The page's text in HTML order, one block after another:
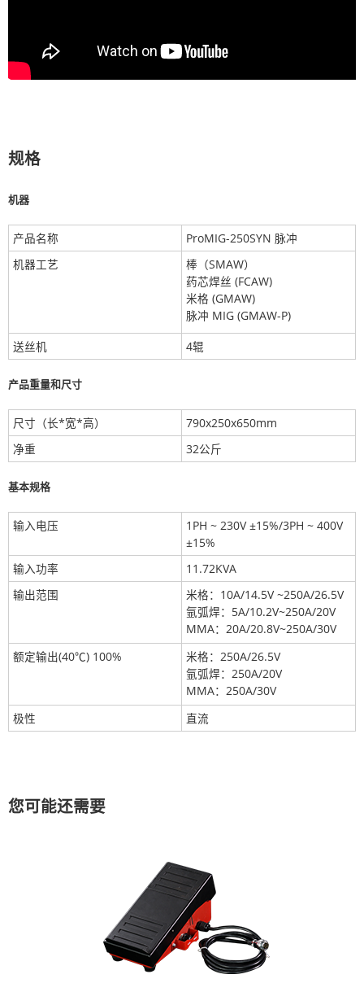
规格
机器
产品名称
ProMIG-250SYN 脉冲
机器工艺
棒（SMAW）
药芯焊丝 (FCAW)
米格 (GMAW)
脉冲 MIG (GMAW-P)
送丝机
4辊
产品重量和尺寸
尺寸（长*宽*高）
790x250x650mm
净重
32公斤
基本规格
输入电压
1PH ~ 230V ±15%/3PH ~ 400V
±15%
输入功率
11.72KVA
输出范围
米格：10A/14.5V ~250A/26.5V
氩弧焊：5A/10.2V~250A/20V
MMA：20A/20.8V~250A/30V
额定输出(40℃) 100%
米格：250A/26.5V
氩弧焊：250A/20V
MMA：250A/30V
极性
直流
您可能还需要